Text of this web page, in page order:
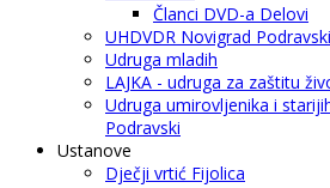
Članci DVD-a Delovi
UHDVDR Novigrad Podravski
Udruga mladih
LAJKA - udruga za zaštitu
Udruga umirovljenika i
Podravski
Ustanove
Dječji vrtić Fijolica